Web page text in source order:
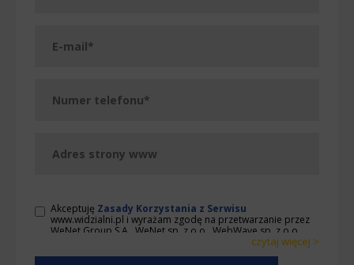
Akceptuję Zasady Korzystania z Serwisu
www.widzialni.pl i wyrażam zgodę na przetwarzanie przez
WeNet Group S.A., WeNet sp. z o.o., WebWave sp. z o.o.
udostępnionych przeze mnie danych osobowych naczytaj więcej >